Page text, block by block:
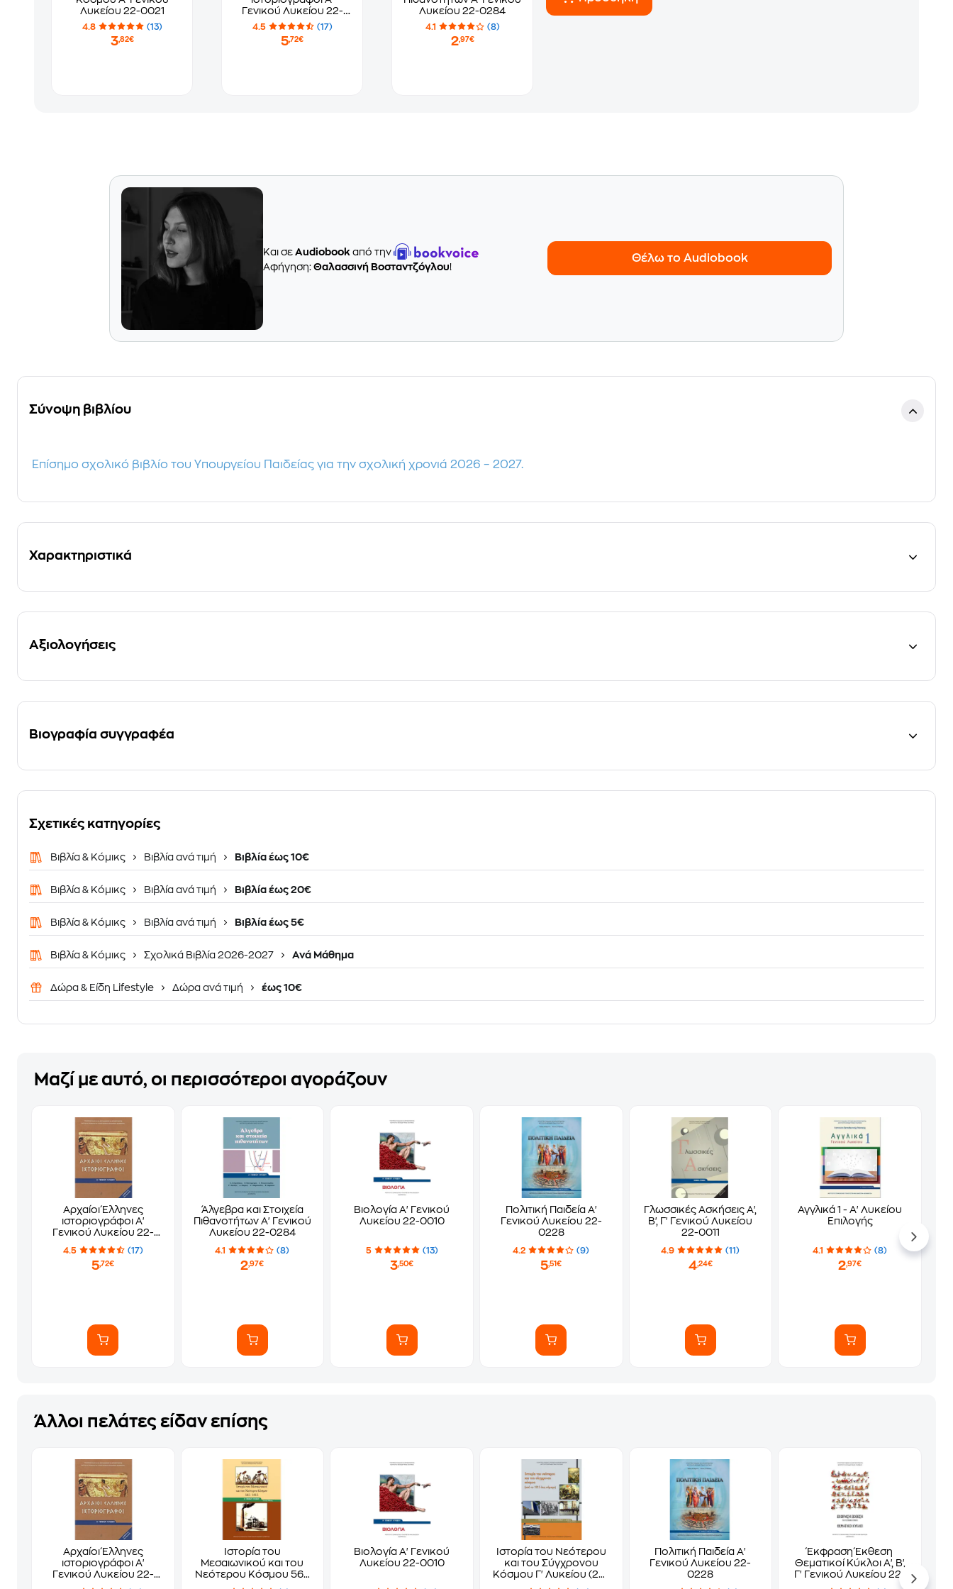
Λυκείου 22-0021
4.8 (13)
3,82€
Γενικού Λυκείου 22-
0004
4.5 (17)
5,72€
Λυκείου 22-0284
4.1 (8)
2,97€
Και σε Audiobook από την
Aφήγηση:Θαλασσινή Βοσταντζόγλου!
Θέλω το Audiobook
Σύνοψη βιβλίου
Επίσημο σχολικό βιβλίο του Υπουργείου Παιδείας για την σχολική χρονιά 2026 – 2027.
Χαρακτηριστικά
Αξιολογήσεις
Βιογραφία συγγραφέα
Σχετικές κατηγορίες
Βιβλία & Κόμικς Βιβλία ανά τιμή Βιβλία έως 10€
Βιβλία & Κόμικς Βιβλία ανά τιμή Βιβλία έως 20€
Βιβλία & Κόμικς Βιβλία ανά τιμή Βιβλία έως 5€
Βιβλία & Κόμικς Σχολικά Βιβλία 2026-2027 Ανά Μάθημα
Δώρα & Είδη Lifestyle Δώρα ανά τιμή έως 10€
Μαζί με αυτό, οι περισσότεροι αγοράζουν
Αρχαίοι Έλληνες
ιστοριογράφοι Α'
Γενικού Λυκείου 22-
4.5 (17)
5,72€
Άλγεβρα και Στοιχεία
Πιθανοτήτων Α' Γενικού
Λυκείου 22-0284
4.1 (8)
2,97€
Βιολογία Α' Γενικού
Λυκείου 22-0010
5 (13)
3,50€
Πολιτική Παιδεία Α'
Γενικού Λυκείου 22-
0228
4.2 (9)
5,51€
Γλωσσικές Ασκήσεις Α',
Β', Γ' Γενικού Λυκείου
22-0011
4.9 (11)
4,24€
Αγγλικά 1 - Α' Λυκείου
Επιλογής
4.1 (8)
2,97€
Άλλοι πελάτες είδαν επίσης
Αρχαίοι Έλληνες
ιστοριογράφοι Α'
Γενικού Λυκείου 22-
Ιστορία του
Μεσαιωνικού και του
Νεότερου Κόσμου 565
Βιολογία Α' Γενικού
Λυκείου 22-0010
Ιστορία του Νεότερου
και του Σύγχρονου
Κόσμου Γ' Λυκείου (22-
Πολιτική Παιδεία Α'
Γενικού Λυκείου 22-
0228
Έκφραση Έκθεση
Θεματικοί Κύκλοι Α', Β',
Γ' Γενικού Λυκείου 22-